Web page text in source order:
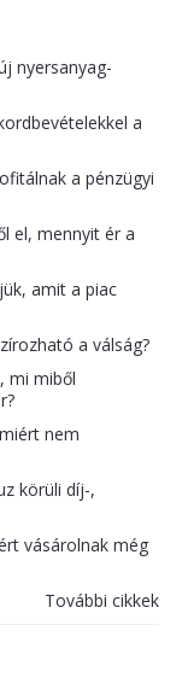
nyersanyag-
a
a pénzügyi
el, mennyit ér a
amit a piac
a válság?
mi miből
nem
körüli díj-,
vásárolnak még
További cikkek